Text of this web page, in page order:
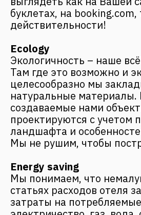
За Вами закрепляется
менеджер, а над Вашим
работает целая команда
проекте участвует
— Роман Фанталис.
DID YOU LIKE THE
PROJECT?
Leave your details, and we will
+7